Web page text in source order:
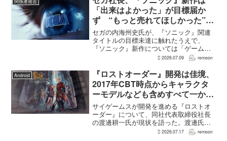
40周年記念インタビュー...
「出来はよかった」が目標届か
ず “もっと売れてほしかった”と
振り返る
セガの内海州史氏が、『ソニック』関連
タイトルの目標未達に触れたうえで、
『ソニック』新作については「ゲーム自
体の出来はよかった」と振り返った。
No.1955』のゲーム業界VIPインタビュー
で語られた...
2026.07.09 remoon
Android
『ロストオーダー』開発は佳境、
2017年CBT時点からキャラクタ
ーモデルなども含めすべて一から
作り直し
サイゲームスが開発を進める『ロストオ
ーダー』について、同社代表取締役社長
の渡邊耕一氏が現状を語った。渡邊氏に
よれば、開発はいままさに佳境を迎えて
2026.07.17 remoon